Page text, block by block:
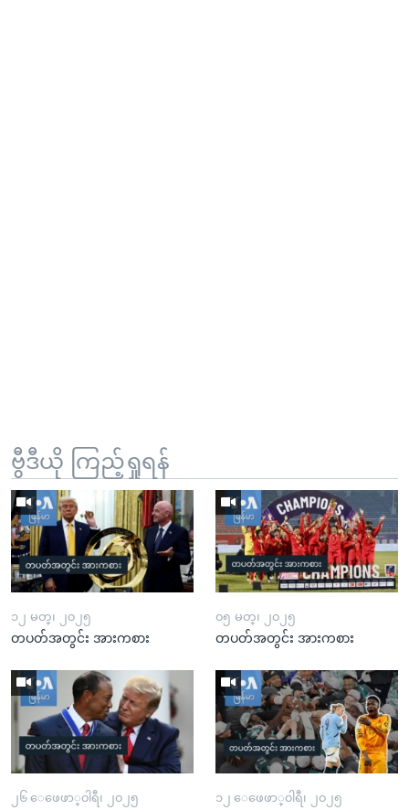
ဗွီဒီယို ကြည့်ရှုရန်
၁၂ မတ္၊ ၂၀၂၅
တပတ်အတွင်း အားကစား
၀၅ မတ္၊ ၂၀၂၅
တပတ်အတွင်း အားကစား
၂၆ ေဖေဖာ္၀ါရီ၊ ၂၀၂၅ ၁၂ ေဖေဖာ္၀ါရီ၊ ၂၀၂၅